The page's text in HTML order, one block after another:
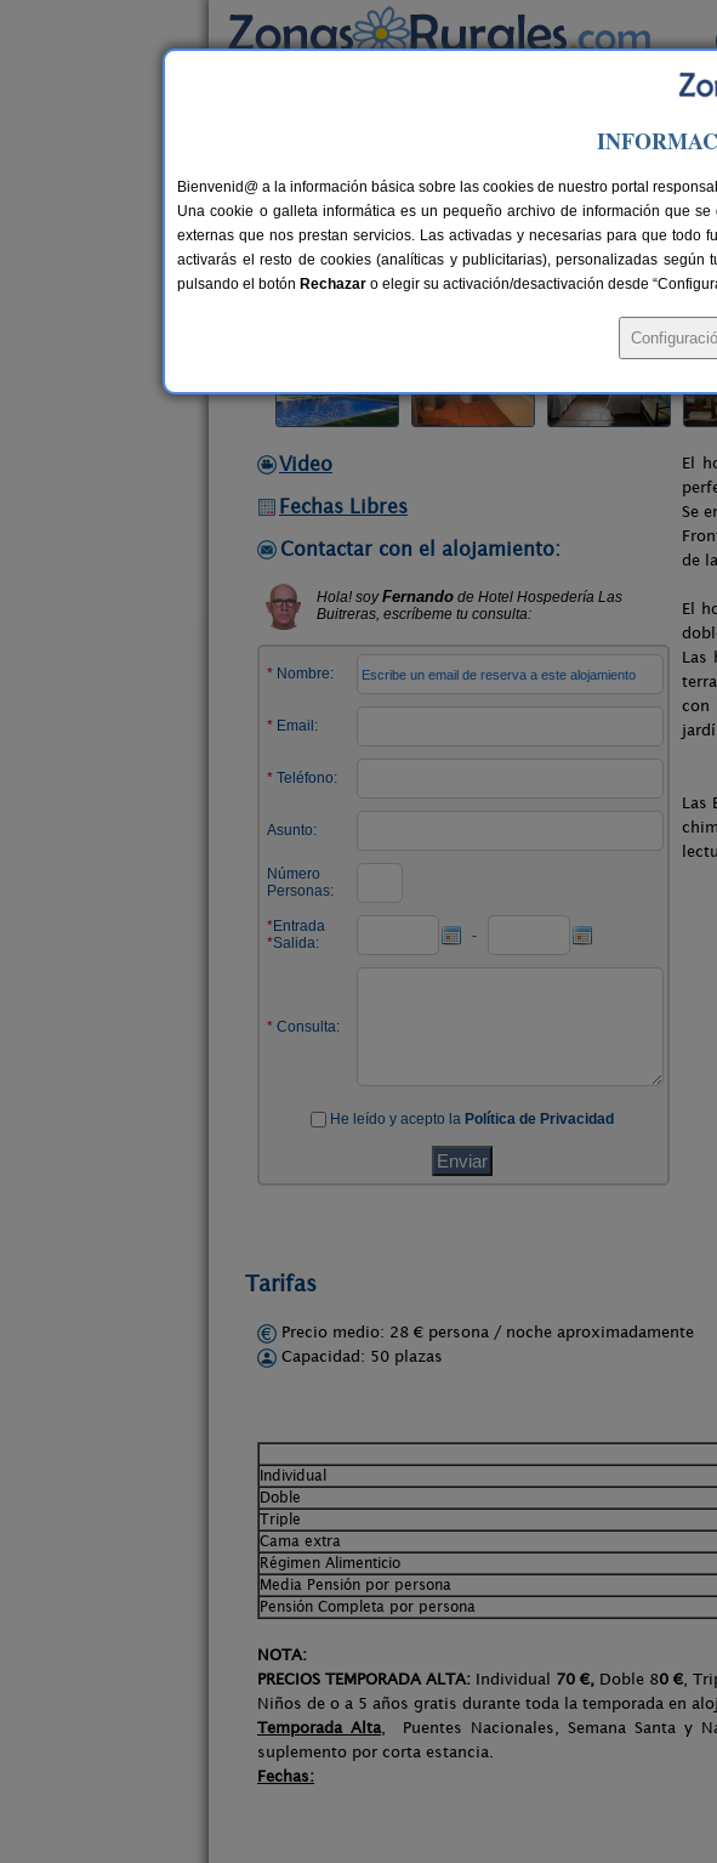
Busca por
> Hotel
Hotel Hospedería Las Buitreras
Hotel Rural en El Colmenar / Cortes de La Frontera
Alquiler por habitaciones 50 plazas 137 km de
Video
Fechas Libres
Contactar con el alojamiento:
El
Se
de
El
Las
con
Las
Tarifas
Precio medio: 28 € persona / noche aproximadamente
Capacidad: 50 plazas
Individual
Doble
Triple
Cama extra
Régimen Alimenticio
Media Pensión por persona
Pensión Completa por persona
NOTA:
PRECIOS TEMPORADA ALTA: Individual 70 €, Doble 80 €,
Niños de o a 5 años gratis durante toda la temporada en
Temporada Alta, Puentes Nacionales, Semana Santa y
suplemento por corta estancia.
Fechas:
Bienvenid@ a la información básica sobre las cookies de nuestro portal
Una cookie o galleta informática es un pequeño archivo de información que
externas que nos prestan servicios. Las activadas y necesarias para que todo
activarás el resto de cookies (analíticas y publicitarias), personalizadas
pulsando el botón Rechazar o elegir su activación/desactivación desde